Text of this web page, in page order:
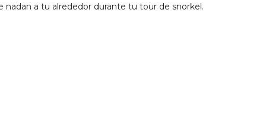
nadan a tu alrededor durante tu tour de snorkel.